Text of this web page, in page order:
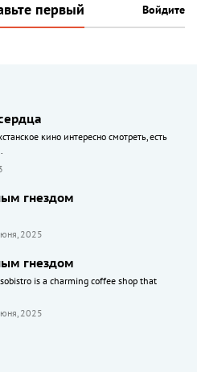
первый Войдите
кино интересно смотреть, есть
гнездом
2025
гнездом
is a charming coffee shop that
2025